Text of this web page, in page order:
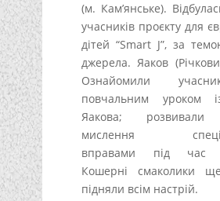
(м. Кам’янське).
учасників проєкту для
дітей “Smart J”, за
джерела. Яаков
Ознайомили
повчальним уроком
Яакова; розвивали
мислення
вправами під час
Кошерні смаколики
підняли всім настрій.